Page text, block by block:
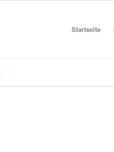
Startseite